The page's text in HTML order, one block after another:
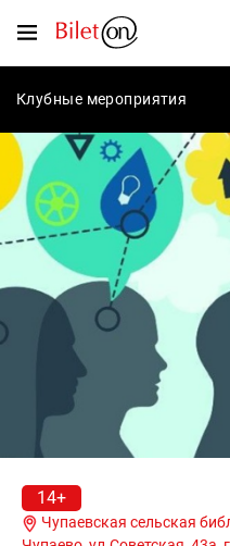
Меню
Клубные мероприятия
14+